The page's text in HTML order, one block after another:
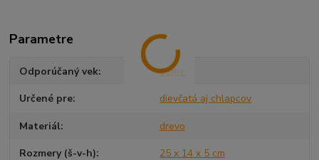
Parametre
Odporúčaný vek 12m+
Určené pre dievčatá aj chlapcov
Materiál drevo
Rozmery (š-v-h) 25 x 14 x 5 cm